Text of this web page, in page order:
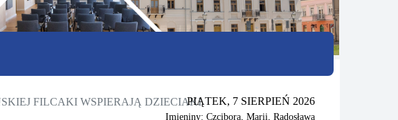
PIĄTEK, 7 SIERPIEŃ 2026
Imieniny: Czcibora, Marii, Radosława
FILCAKI WSPIERAJĄ DZIECIAKI